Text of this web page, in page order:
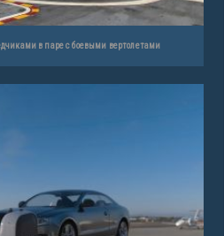
в паре с боевыми вертолетами